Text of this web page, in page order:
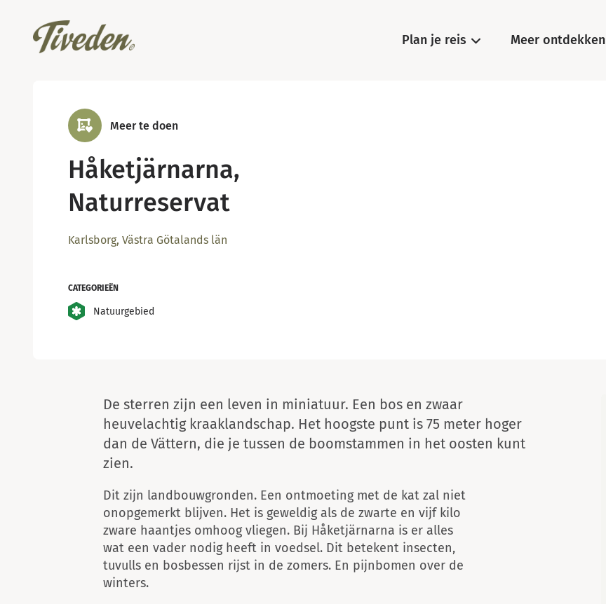
Plan je reis Meer ontdekken
Meer te doen
Håketjärnarna,
Naturreservat
Karlsborg, Västra Götalands län
CATEGORIEËN
Natuurgebied
De sterren zijn een leven in miniatuur. Een bos en zwaar
heuvelachtig kraaklandschap. Het hoogste punt is 75 meter hoger
dan de Vättern, die je tussen de boomstammen in het oosten kunt
zien.
Dit zijn landbouwgronden. Een ontmoeting met de kat zal niet
onopgemerkt blijven. Het is geweldig als de zwarte en vijf kilo
zware haantjes omhoog vliegen. Bij Håketjärnarna is er alles
wat een vader nodig heeft in voedsel. Dit betekent insecten,
tuvulls en bosbessen rijst in de zomers. En pijnbomen over de
winters.